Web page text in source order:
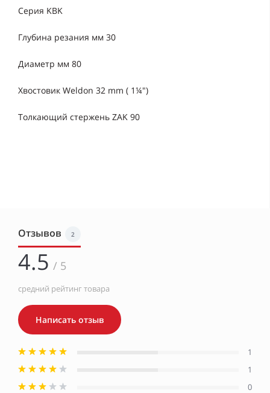
Серия KBK
Глубина резания мм 30
Диаметр мм 80
Хвостовик Weldon 32 mm ( 1¼")
Толкающий стержень ZAK 90
Отзывов 2
4.5 / 5
средний рейтинг товара
Написать отзыв
1
1
0